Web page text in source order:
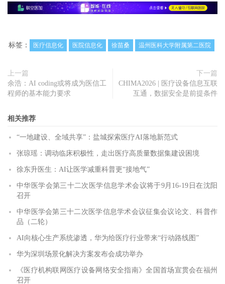
标签： 医疗信息化 医院信息化 徐苗桑 温州医科大学附属第二医院
上一篇
余浩：AI coding或将成为医信工
程师的基本能力要求
下一篇
CHIMA2026 | 医疗设备信息互联
互通，数据安全是前提条件
相关推荐
“一地建设、全域共享”：盐城探索医疗AI落地新范式
张琼瑶：调动临床积极性，走出医疗高质量数据集建设困境
徐东升医生：AI让医学减重科普更“接地气”
中华医学会第三十二次医学信息学术会议将于9月16-19日在沈阳
召开
中华医学会第三十二次医学信息学术会议征集会议论文、科普作
品（二轮）
AI向核心生产系统渗透，华为给医疗行业带来“行动路线图”
华为深圳场景化解决方案发布会成功举办
《医疗机构联网医疗设备网络安全指南》全国首场宣贯会在福州
召开